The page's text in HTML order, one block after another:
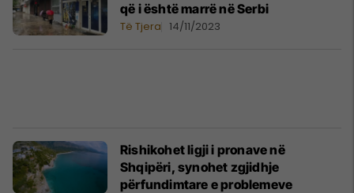
që i është marrë në Serbi
Të Tjera 14/11/2023
Rishikohet ligji i pronave në
Shqipëri, synohet zgjidhje
përfundimtare e problemeve